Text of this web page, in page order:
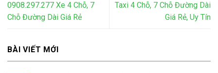
0908.297.277 Xe 4 Chỗ, 7
Chỗ Đường Dài Giá Rẻ
Taxi 4 Chỗ, 7 Chỗ Đường Dài
Giá Rẻ, Uy Tín
BÀI VIẾT MỚI